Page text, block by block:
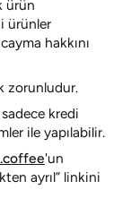
ürün
ürünler
hakkını
zorunludur.
kredi
ile yapılabilir.
'un
ayrıl” linkini